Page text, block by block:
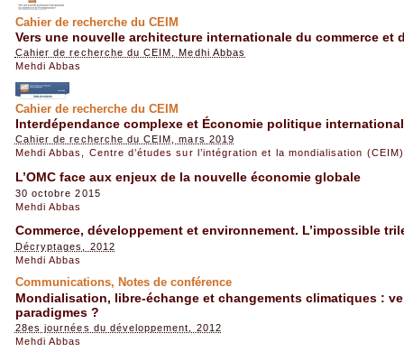
Cahier de recherche du CEIM
Vers une nouvelle architecture internationale du commerce et
Cahier de recherche du CEIM, Medhi Abbas
Mehdi Abbas
Cahier de recherche du CEIM
Interdépendance complexe et Économie politique
Cahier de recherche du CEIM, mars 2019
Mehdi Abbas , Centre d’études sur l’intégration et la mondialisation (CEIM)
L’OMC face aux enjeux de la nouvelle économie globale
30 octobre 2015
Mehdi Abbas
Commerce, développement et environnement. L’impossible
Décryptages, 2012
Mehdi Abbas
Communications, Notes de conférence
Mondialisation, libre-échange et changements climatiques :
paradigmes ?
28es journées du développement, 2012
Mehdi Abbas